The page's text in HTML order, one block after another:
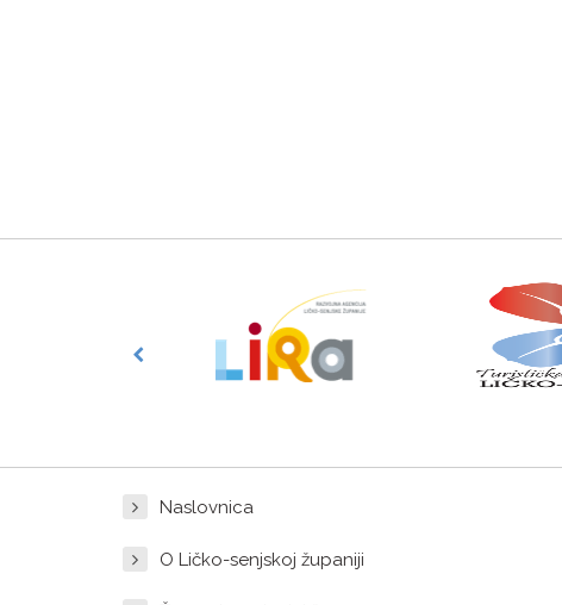
Naslovnica
O Ličko-senjskoj županiji